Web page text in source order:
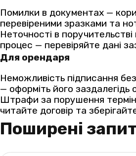
Помилки в документах —
перевіреними зразками та
Неточності в
процес — перевіряйте дані
Для орендаря
Неможливість підписання
— оформіть його заздалегідь
Штрафи за порушення
читайте договір та
Поширені